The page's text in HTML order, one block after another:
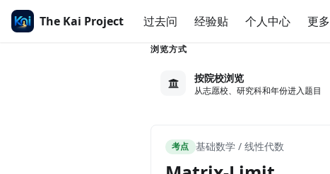
The Kai Project 过去问 经验贴 个人中心 更多
浏览方式
按院校浏览
从志愿校、研究科和年份进入题目
考点 基础数学 / 线性代数